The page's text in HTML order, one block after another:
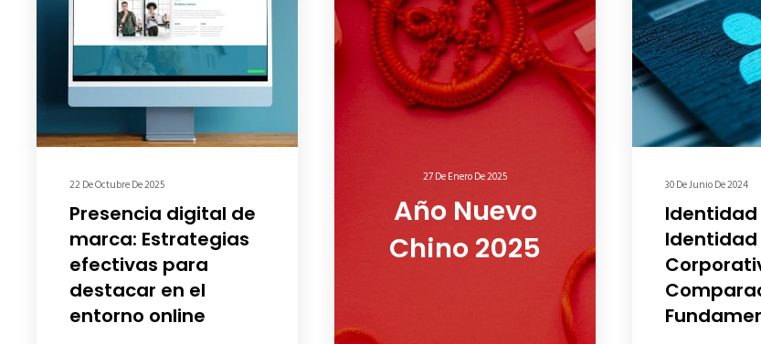
22 De Octubre De 2025
Presencia digital de
marca: Estrategias
efectivas para
destacar en el
entorno online
27 De Enero De 2025
Año Nuevo
Chino 2025
30 De Junio De 2024
Identidad
Identidad